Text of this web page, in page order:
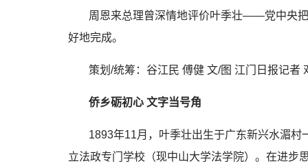
周恩来总理曾深情地评价叶季壮——党中央
好地完成。
策划/统筹：谷江民 傅健 文/图 江门日报记者
侨乡砺初心 文字当号角
1893年11月，叶季壮出生于广东新兴水湄
立法政专门学校（现中山大学法学院）。在进步